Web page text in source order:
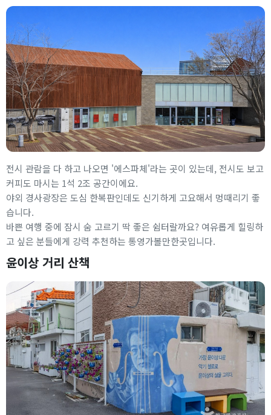
전시 관람을 다 하고 나오면 '에스파체'라는 곳이 있는데, 전시도 보고
커피도 마시는 1석 2조 공간이에요.
야외 경사광장은 도심 한복판인데도 신기하게 고요해서 멍때리기 좋
습니다.
바쁜 여행 중에 잠시 숨 고르기 딱 좋은 쉼터랄까요? 여유롭게 힐링하
고 싶은 분들에게 강력 추천하는 통영가볼만한곳입니다.
윤이상 거리 산책